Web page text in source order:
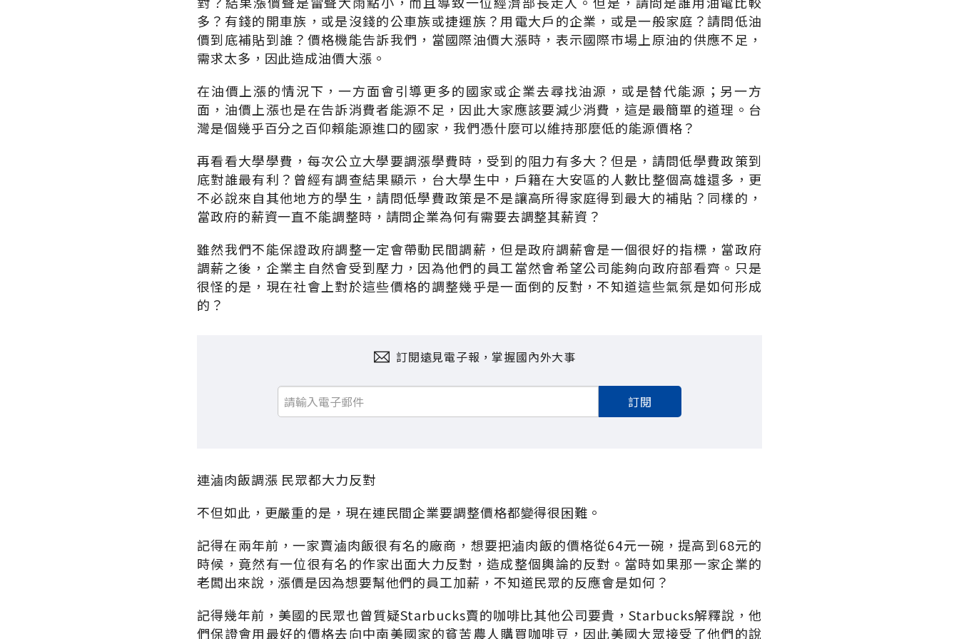
多？有錢的開車族，或是沒錢的公車族或捷運族？用電大戶的企業，或是一般家庭？請問低油
價到底補貼到誰？價格機能告訴我們，當國際油價大漲時，表示國際市場上原油的供應不足，
需求太多，因此造成油價大漲。
在油價上漲的情況下，一方面會引導更多的國家或企業去尋找油源，或是替代能源；另一方
面，油價上漲也是在告訴消費者能源不足，因此大家應該要減少消費，這是最簡單的道理。台
灣是個幾乎百分之百仰賴能源進口的國家，我們憑什麼可以維持那麼低的能源價格？
再看看大學學費，每次公立大學要調漲學費時，受到的阻力有多大？但是，請問低學費政策到
底對誰最有利？曾經有調查結果顯示，台大學生中，戶籍在大安區的人數比整個高雄還多，更
不必說來自其他地方的學生，請問低學費政策是不是讓高所得家庭得到最大的補貼？同樣的，
當政府的薪資一直不能調整時，請問企業為何有需要去調整其薪資？
雖然我們不能保證政府調整一定會帶動民間調薪，但是政府調薪會是一個很好的指標，當政府
調薪之後，企業主自然會受到壓力，因為他們的員工當然會希望公司能夠向政府部看齊。只是
很怪的是，現在社會上對於這些價格的調整幾乎是一面倒的反對，不知道這些氣氛是如何形成
的？
訂閱遠見電子報，掌握國內外大事
訂閱
連滷肉飯調漲 民眾都大力反對
不但如此，更嚴重的是，現在連民間企業要調整價格都變得很困難。
記得在兩年前，一家賣滷肉飯很有名的廠商，想要把滷肉飯的價格從64元一碗，提高到68元的
時候，竟然有一位很有名的作家出面大力反對，造成整個輿論的反對。當時如果那一家企業的
老闆出來說，漲價是因為想要幫他們的員工加薪，不知道民眾的反應會是如何？
記得幾年前，美國的民眾也曾質疑Starbucks賣的咖啡比其他公司要貴，Starbucks解釋說，他
們保證會用最好的價格去向中南美國家的貧苦農人購買咖啡豆，因此美國大眾接受了他們的說